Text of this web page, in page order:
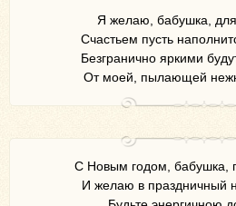
Я желаю, бабушка, для
Счастьем пусть
Безгранично яркими
От моей, пылающей
С Новым годом, бабушка,
И желаю в праздничный